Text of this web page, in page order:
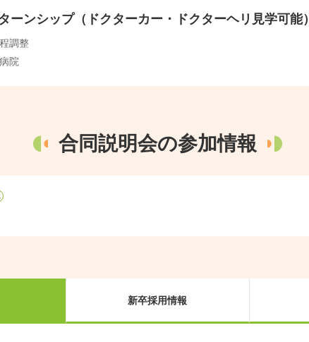
ーンシップ（ドクターカー・ドクターヘリ見学可能）
調整
院
合同説明会の参加情報
新卒採用情報